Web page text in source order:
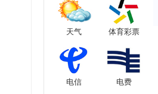
天气 体育彩票
电信 电费